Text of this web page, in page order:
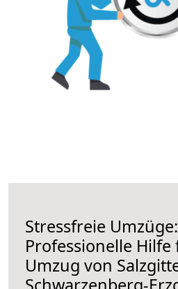
Stressfreie Umzüge:
Professionelle
Umzug von